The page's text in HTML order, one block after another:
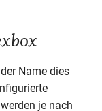
Name dies
je nach